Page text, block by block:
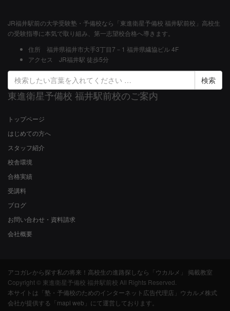
JR福井駅前の大学受験塾・予備校なら「東進衛星予備校 福井駅前校」高校生
の受験指導に本気で取り組み、第一志望校合格へ導きます。
住所 福井県福井市大手3丁目7－1 福井県繊協ビル 4F
アクセス
JR福井駅 徒歩5分
検
結
東進衛星予備校 福井駅前校のご案内
トップページ
はじめての方へ
スタッフ紹介
校舎環境
合格実績
受講料
ブログ
お問い合わせ・資料請求
会社概要
アコガレから探す私の将来！高校生の進路探しなら「ウカルメ」 掲載教室
Copyright © 東進衛星予備校 福井駅前校 All Rights Reserved.
本サイトは「塾・予備校のためのインターネット広告代理店」ウカルメ株式
会社が提供する「mapl web」にて運営しております。